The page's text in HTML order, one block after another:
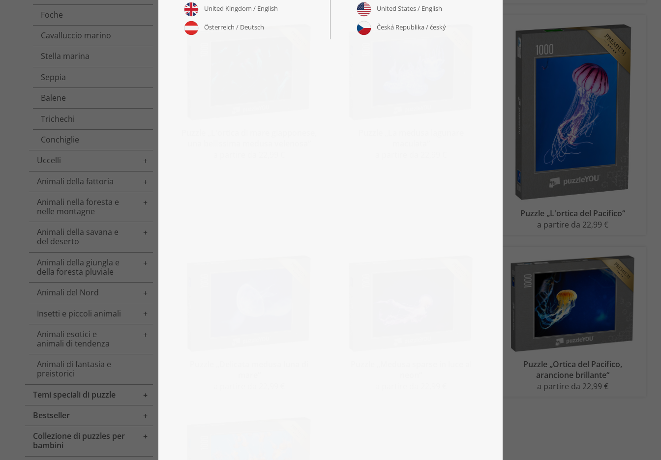
Foche
Cavalluccio marino
Stella marina
Seppia
Balene
Trichechi
Conchiglie
Uccelli
Toggle menu
Animali della fattoria
Toggle menu
Animali nella foresta e
nelle montagne
Toggle menu
Animali della savana e
del deserto
Toggle menu
Animali della giungla e
della foresta pluviale
Toggle menu
Animali del Nord
Toggle menu
Insetti e piccoli animali
Toggle menu
Animali esotici e
animali di tendenza
Toggle menu
Animali di fantasia e
preistorici
Temi speciali di puzzle
Toggle menu
Bestseller
Toggle menu
Collezione di puzzles per
bambini
Toggle menu
Puzzle „L'ortica del Pacifico“
a partire da 22,99 €
Puzzle „Ortica del Pacifico,
arancione brillante“
a partire da 22,99 €